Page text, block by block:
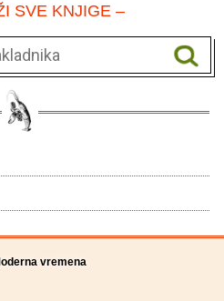
SVE KNJIGE –
vremena